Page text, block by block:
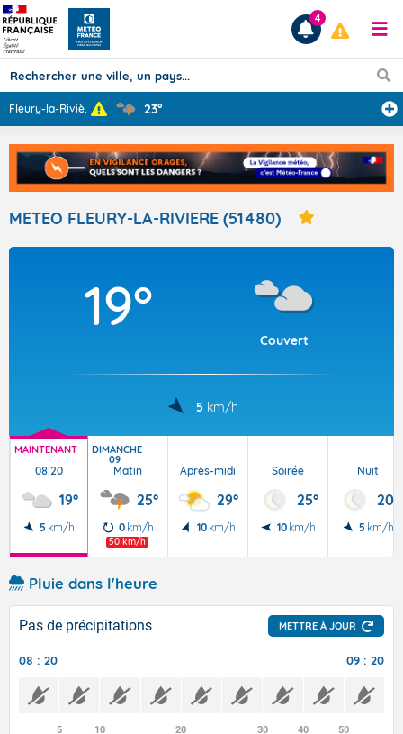
Prévisions
TOUS LES RÉSULTATS
Articles
4
Fleury-la-Riviè... 23°
METEO FLEURY-LA-RIVIERE (51480)
19°
Couvert
5 km/h
MAINTENANT
08:20
19°
5 km/h
DIMANCHE
09
Matin
25°
0 km/h
50 km/h
Après-midi
29°
10 km/h
Soirée
25°
10 km/h
Nuit
20°
5 km/h
Pluie dans l'heure
Pas de précipitations METTRE À JOUR
08 : 20 09 : 20
5
10
20
30
40
50